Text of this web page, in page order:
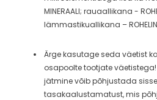
MINERAALI; rauaallikana -
lämmastikuallikana –
Ärge kasutage seda väetist
osapoolte tootjate
jätmine võib põhjustada
tasakaalustamatust, mis